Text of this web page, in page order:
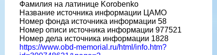
Фамилия на латинице Korobenko
Название источника информации ЦАМО
Номер фонда источника информации 58
Номер описи источника информации 977521
Номер дела источника информации 1828
https://www.obd-memorial.ru/html/info.htm?